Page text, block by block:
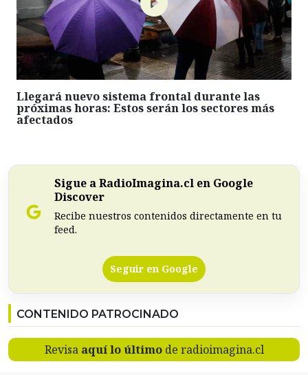
Llegará nuevo sistema frontal durante las
próximas horas: Estos serán los sectores más
afectados
Sigue a RadioImagina.cl en Google
Discover
Recibe nuestros contenidos directamente en tu
feed.
Seguir en Google
CONTENIDO PATROCINADO
Revisa aquí lo últimode radioimagina.cl